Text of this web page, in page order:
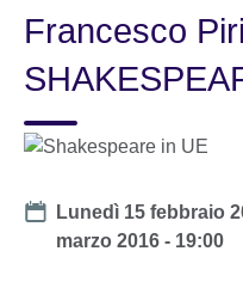
Francesco
Date
Lunedì 15 febbraio
marzo 2016 - 19:00